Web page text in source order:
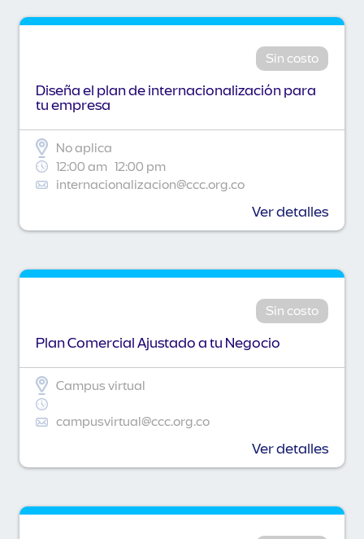
Sin costo
Diseña el plan de internacionalización para
tu empresa
No aplica
12:00 am 12:00 pm
internacionalizacion@ccc.org.co
Ver detalles
Sin costo
Plan Comercial Ajustado a tu Negocio
Campus virtual
campusvirtual@ccc.org.co
Ver detalles